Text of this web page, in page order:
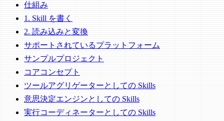
仕組み
1. Skill を書く
2. 読み込みと変換
サポートされているプラットフォーム
サンプルプロジェクト
コアコンセプト
ツールアグリゲーターとしての Skills
意思決定エンジンとしての Skills
実行コーディネーターとしての Skills